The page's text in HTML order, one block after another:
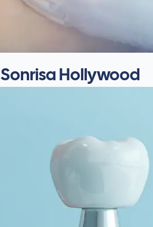
Sonrisa Hollywood